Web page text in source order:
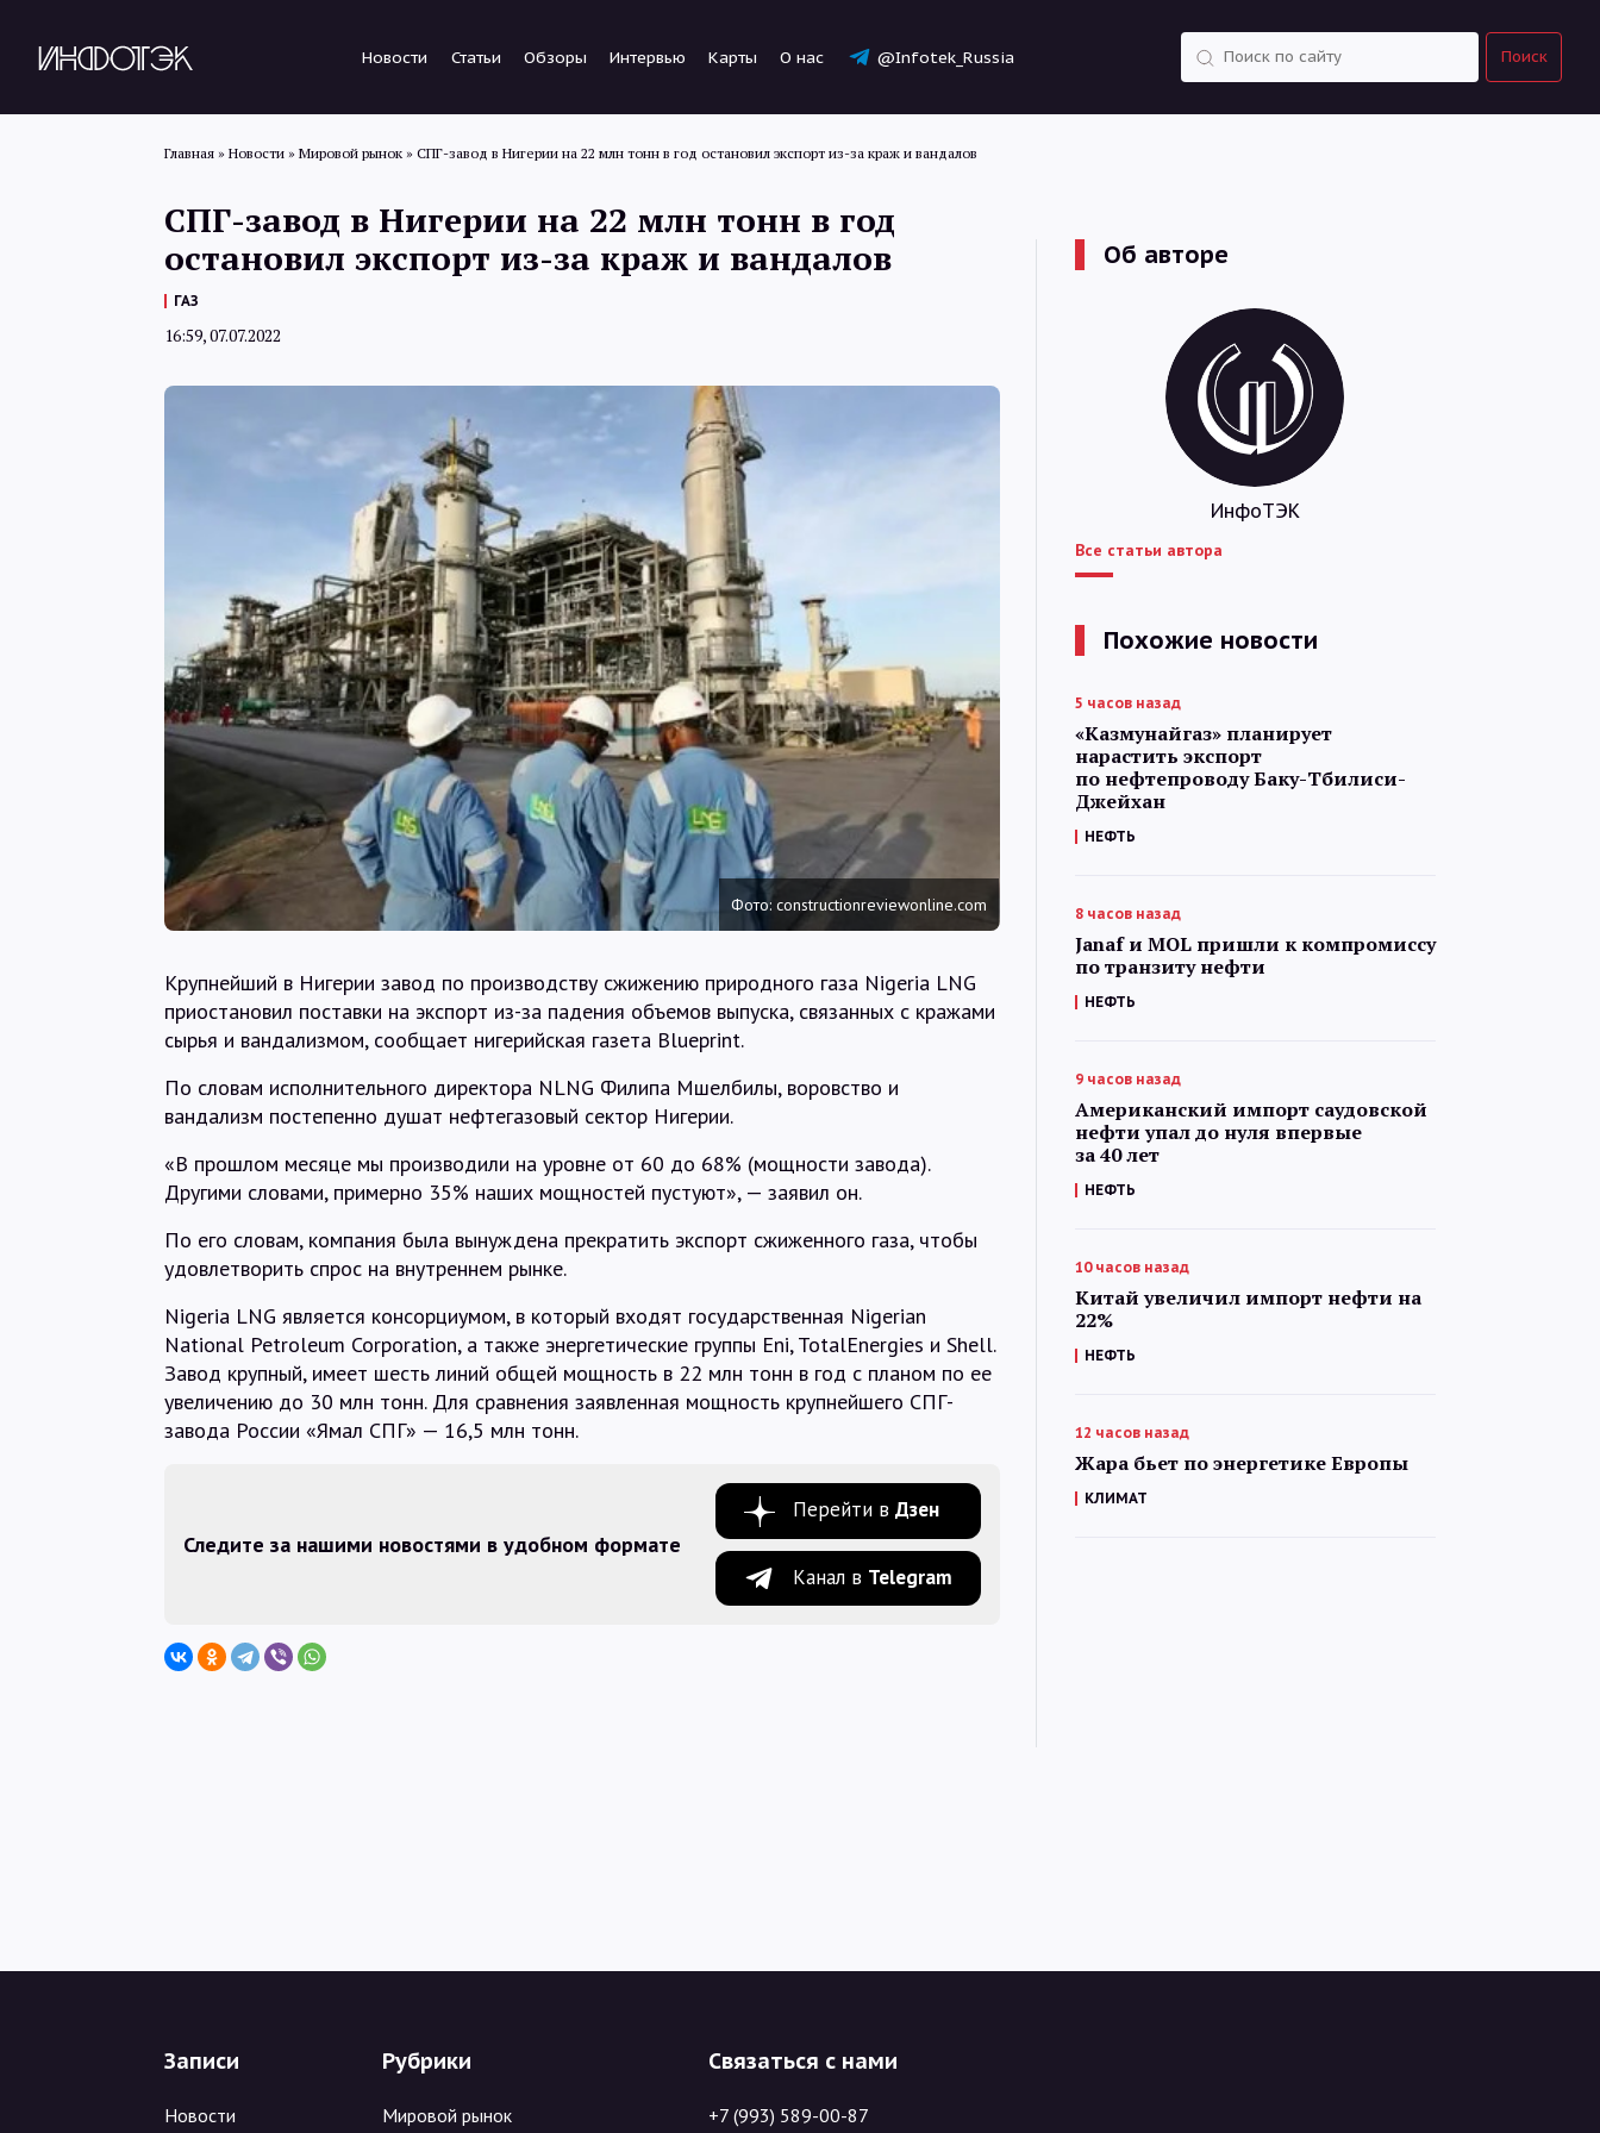
Новости Статьи Обзоры Интервью Карты О нас @Infotek_Russia Поиск
Статьи
Обзоры
Карты
О нас
@Infotek_Russia
Главная » Новости » Мировой рынок » СПГ-завод в Нигерии на 22 млн тонн в год остановил экспорт из-за краж и вандалов
СПГ-завод в Нигерии на 22 млн тонн в год
остановил экспорт из-за краж и вандалов
ГАЗ
16:59, 07.07.2022
Фото: constructionreviewonline.com
Крупнейший в Нигерии завод по производству сжижению природного газа Nigeria LNG
приостановил поставки на экспорт из-за падения объемов выпуска, связанных с кражами
сырья и вандализмом, сообщает нигерийская газета Blueprint.
По словам исполнительного директора NLNG Филипа Мшелбилы, воровство и
вандализм постепенно душат нефтегазовый сектор Нигерии.
«В прошлом месяце мы производили на уровне от 60 до 68% (мощности завода).
Другими словами, примерно 35% наших мощностей пустуют», — заявил он.
По его словам, компания была вынуждена прекратить экспорт сжиженного газа, чтобы
удовлетворить спрос на внутреннем рынке.
Nigeria LNG является консорциумом, в который входят государственная Nigerian
National Petroleum Corporation, а также энергетические группы Eni, TotalEnergies и Shell.
Завод крупный, имеет шесть линий общей мощность в 22 млн тонн в год с планом по ее
увеличению до 30 млн тонн. Для сравнения заявленная мощность крупнейшего СПГ-
завода России «Ямал СПГ» — 16,5 млн тонн.
Следите за нашими новостями в удобном формате
Перейти в Дзен
Канал в Telegram
Об авторе
ИнфоТЭК
Все статьи автора
Похожие новости
5 часов назад
«Казмунайгаз» планирует
нарастить экспорт
по нефтепроводу Баку-Тбилиси-
Джейхан
НЕФТЬ
8 часов назад
Janaf и MOL пришли к компромиссу
по транзиту нефти
НЕФТЬ
9 часов назад
Американский импорт саудовской
нефти упал до нуля впервые
за 40 лет
НЕФТЬ
10 часов назад
Китай увеличил импорт нефти на
22%
НЕФТЬ
12 часов назад
Жара бьет по энергетике Европы
КЛИМАТ
Записи
Новости
Рубрики
Мировой рынок
Связаться с нами
+7 (993) 589-00-87